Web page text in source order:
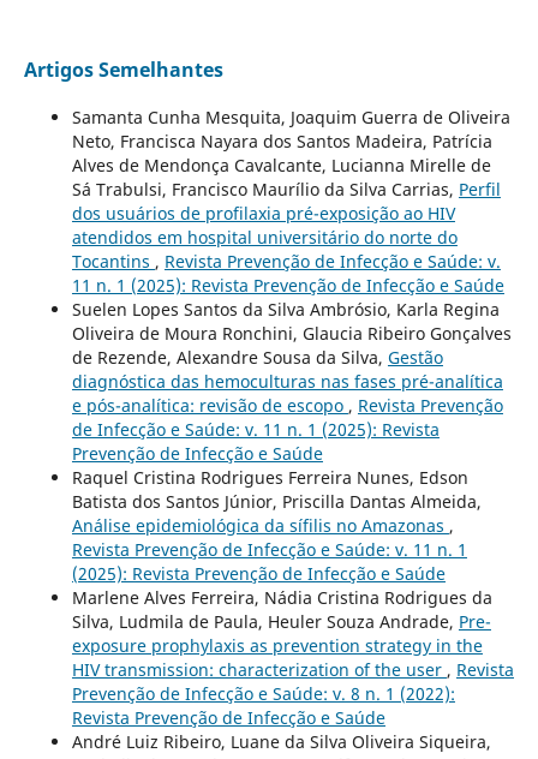
Artigos Semelhantes
Samanta Cunha Mesquita, Joaquim Guerra de Oliveira
Neto, Francisca Nayara dos Santos Madeira, Patrícia
Alves de Mendonça Cavalcante, Lucianna Mirelle de
Sá Trabulsi, Francisco Maurílio da Silva Carrias, Perfil
dos usuários de profilaxia pré-exposição ao HIV
atendidos em hospital universitário do norte do
Tocantins , Revista Prevenção de Infecção e Saúde: v.
11 n. 1 (2025): Revista Prevenção de Infecção e Saúde
Suelen Lopes Santos da Silva Ambrósio, Karla Regina
Oliveira de Moura Ronchini, Glaucia Ribeiro Gonçalves
de Rezende, Alexandre Sousa da Silva, Gestão
diagnóstica das hemoculturas nas fases pré-analítica
e pós-analítica: revisão de escopo , Revista Prevenção
de Infecção e Saúde: v. 11 n. 1 (2025): Revista
Prevenção de Infecção e Saúde
Raquel Cristina Rodrigues Ferreira Nunes, Edson
Batista dos Santos Júnior, Priscilla Dantas Almeida,
Análise epidemiológica da sífilis no Amazonas ,
Revista Prevenção de Infecção e Saúde: v. 11 n. 1
(2025): Revista Prevenção de Infecção e Saúde
Marlene Alves Ferreira, Nádia Cristina Rodrigues da
Silva, Ludmila de Paula, Heuler Souza Andrade, Pre-
exposure prophylaxis as prevention strategy in the
HIV transmission: characterization of the user , Revista
Prevenção de Infecção e Saúde: v. 8 n. 1 (2022):
Revista Prevenção de Infecção e Saúde
André Luiz Ribeiro, Luane da Silva Oliveira Siqueira,